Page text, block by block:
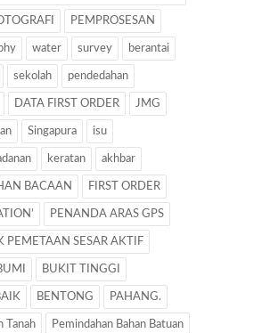
PEMPROSESAN
water survey berantai
sekolah pendedahan
DATA FIRST ORDER JMG
Singapura isu
keratan akhbar
BACAAN FIRST ORDER
PENANDA ARAS GPS
PEMETAAN SESAR AKTIF
BUKIT TINGGI
BENTONG PAHANG.
Tanah Pemindahan Bahan Batuan